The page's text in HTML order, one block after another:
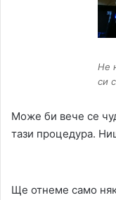
Не
си
Може би вече се
тази процедура.
Ще отнеме само